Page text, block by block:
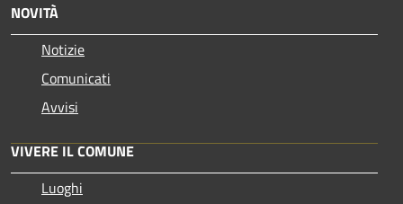
NOVITÀ
Notizie
Comunicati
Avvisi
VIVERE IL COMUNE
Luoghi